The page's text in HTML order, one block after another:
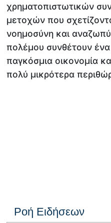
χρηματοπιστωτικών
μετοχών που
νοημοσύνη και
πολέμου συνθέτουν
παγκόσμια οικονομία
πολύ μικρότερα
Ροή Ειδήσεων